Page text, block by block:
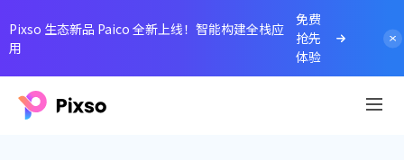
Pixso 生态新品 Paico 全新上线！智能构建全栈应
用
免费
抢先
体验